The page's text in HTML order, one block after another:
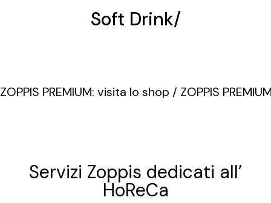
Soft Drink/
ZOPPIS PREMIUM: visita lo shop / ZOPPIS
Servizi Zoppis dedicati all’
HoReCa